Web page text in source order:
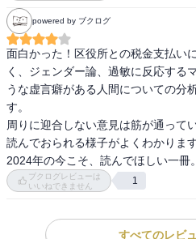
powered by ブクログ
面白かった！区役所との税金支払い
く、ジェンダー論、過敏に反応する
うな虚言癖がある人間についての分
す。
周りに迎合しない意見は筋が通って
読んでおられる様子がよくわかります
2024年の今こそ、読んでほしい一冊。
ブクログレビューは
いいねできません
1
すべてのレビ